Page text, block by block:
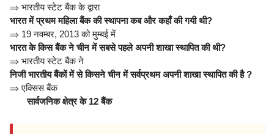
⇒ भारतीय स्टेट बैंक के द्वारा
भारत में प्रथम महिला बैंक की स्थापना कब और कहाँ की गयी थी?
⇒ 19 नवम्बर, 2013 को मुम्बई में
भारत के किस बैंक ने चीन में सबसे पहले अपनी शाखा स्थापित की थी?
⇒ भारतीय स्टेट बैंक ने
निजी भारतीय बैंकों में से किसने चीन में सर्वप्रथम अपनी शाखा स्थापित की है ?
⇒ एक्सिस बैंक
सार्वजनिक क्षेत्र के 12 बैंक